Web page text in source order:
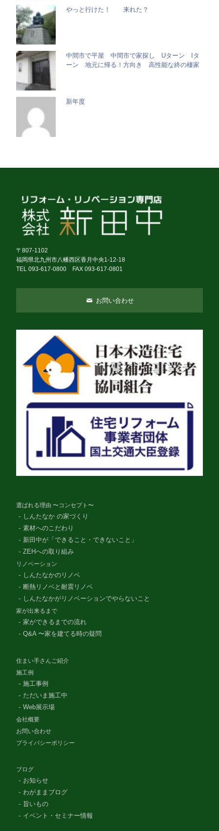
やっと行けた！ 来れた？
中間市で平屋 中間市で家探し Uターン Iタ
ーン 地元に帰る！方向き 高性能な終の棲家
新年度
〒807-1102
福岡県北九州市八幡西区香月中央1-12-18
TEL 093-617-0800 FAX 093-617-0801
お問い合わせ
選ばれる理由 〜コンセプト〜
しんたなか の家づくり
素材へのこだわり
新田中が「できること・できないこと」
ZEHへの取り組み
リノベーション
しんたなかのリノベ
断熱リノベと耐震リノベ
しんたなかがリノベーションでやらないこと
家が出来るまで
家ができるまでの流れ
Q&A 〜家を建てる時の疑問
住まい手さんご紹介
施工例
施工事例
ただいま施工中
Web展示場
会社概要
お問い合わせ
プライバシーポリシー
ブログ
お知らせ
わがままブログ
旨いもの
イベント・セミナー情報